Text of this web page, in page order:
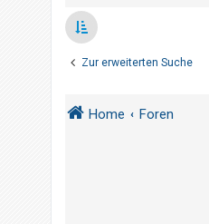
Zur erweiterten Suche
Home Foren